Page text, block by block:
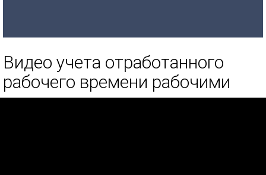
Видео учета отработанного
рабочего времени рабочими